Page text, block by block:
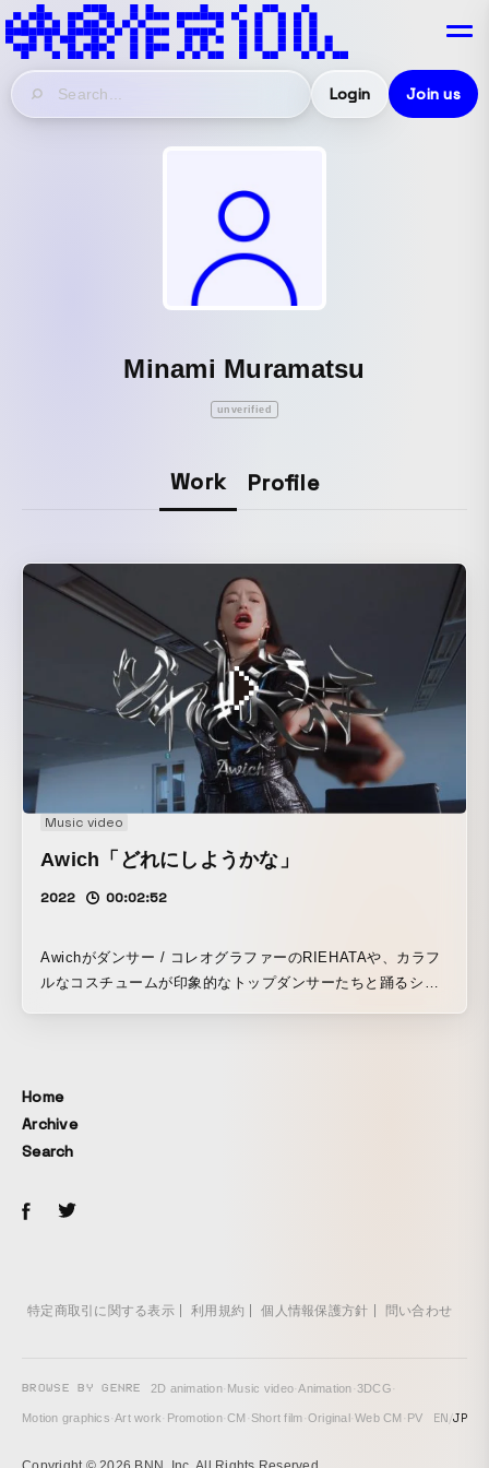
Login Join us
Minami Muramatsu
unverified
Work Profile
Music video
Awich「どれにしようかな」
2022 00:02:52
Awichがダンサー / コレオグラファーのRIEHATAや、カラフ
ルなコスチュームが印象的なトップダンサーたちと踊るシー
Home
Archive
Search
特定商取引に関する表示 利用規約 個人情報保護方針 問い合わせ
BROWSE BY GENRE 2D animation· Music video·Animation·3DCG·
Motion graphics·Art work· Promotion·CM · Short film·Original ·Web CM · PV EN/JP